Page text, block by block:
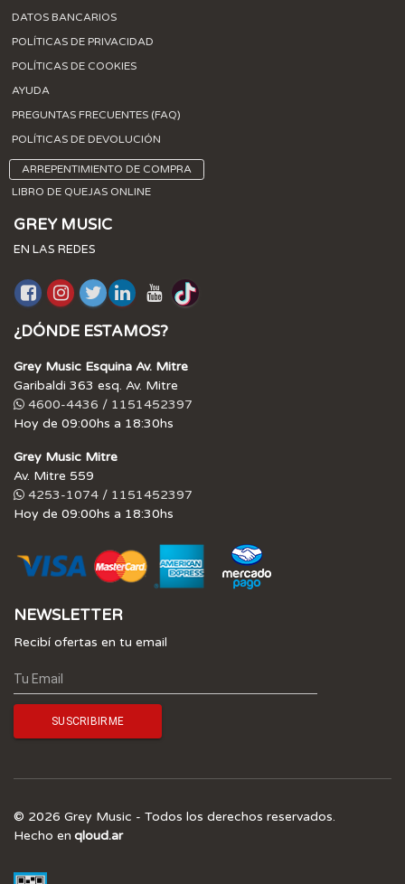
DATOS BANCARIOS
POLÍTICAS DE PRIVACIDAD
POLÍTICAS DE COOKIES
AYUDA
PREGUNTAS FRECUENTES (FAQ)
POLÍTICAS DE DEVOLUCIÓN
ARREPENTIMIENTO DE COMPRA
LIBRO DE QUEJAS ONLINE
GREY MUSIC
EN LAS REDES
¿DÓNDE ESTAMOS?
Grey Music Esquina Av. Mitre
Garibaldi 363 esq. Av. Mitre
4600-4436 / 1151452397
Hoy de 09:00hs a 18:30hs
Grey Music Mitre
Av. Mitre 559
4253-1074 / 1151452397
Hoy de 09:00hs a 18:30hs
NEWSLETTER
Recibí ofertas en tu email
© 2026 Grey Music - Todos los derechos reservados.
Hecho en qloud.ar